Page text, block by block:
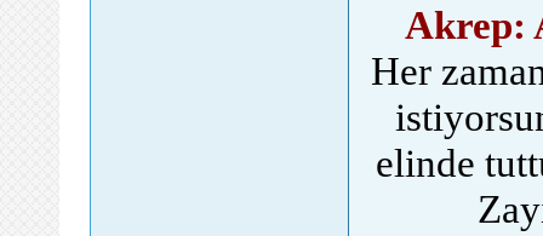
Akrep:
Her
elinde